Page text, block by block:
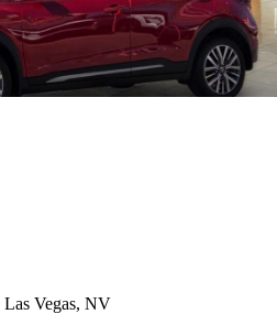
Las Vegas, NV